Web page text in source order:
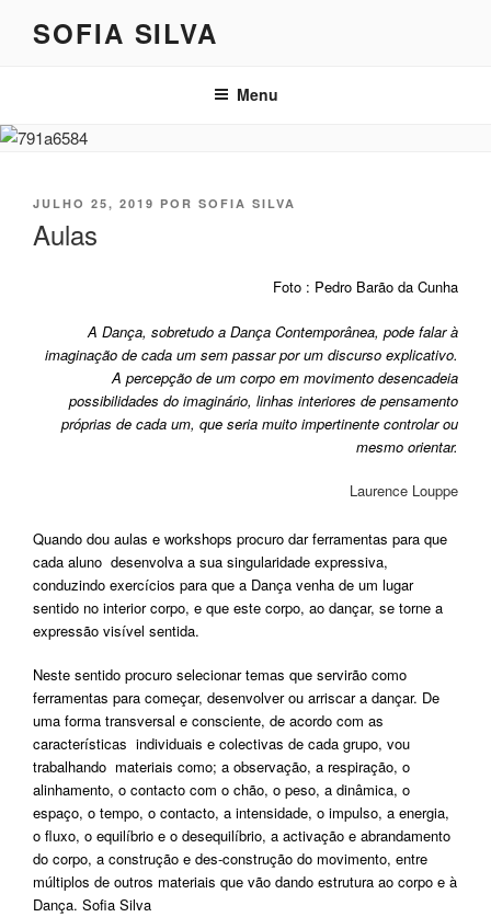
SOFIA SILVA
Menu
PUBLICADO
JULHO 25, 2019 POR SOFIA SILVA
Aulas
Foto : Pedro Barão da Cunha
A Dança, sobretudo a Dança Contemporânea, pode falar à
imaginação de cada um sem passar por um discurso explicativo.
A percepção de um corpo em movimento desencadeia
possibilidades do imaginário, linhas interiores de pensamento
próprias de cada um, que seria muito impertinente controlar ou
mesmo orientar.
Laurence Louppe
Quando dou aulas e workshops procuro dar ferramentas para que
cada aluno desenvolva a sua singularidade expressiva,
conduzindo exercícios para que a Dança venha de um lugar
sentido no interior corpo, e que este corpo, ao dançar, se torne a
expressão visível sentida.
Neste sentido procuro selecionar temas que servirão como
ferramentas para começar, desenvolver ou arriscar a dançar. De
uma forma transversal e consciente, de acordo com as
características individuais e colectivas de cada grupo, vou
trabalhando materiais como; a observação, a respiração, o
alinhamento, o contacto com o chão, o peso, a dinâmica, o
espaço, o tempo, o contacto, a intensidade, o impulso, a energia,
o fluxo, o equilíbrio e o desequilíbrio, a activação e abrandamento
do corpo, a construção e des-construção do movimento, entre
múltiplos de outros materiais que vão dando estrutura ao corpo e à
Dança. Sofia Silva